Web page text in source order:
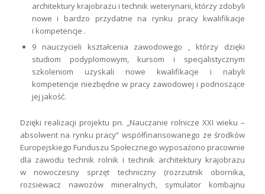
architektury krajobrazu i technik weterynarii, którzy zdobyli
nowe i bardzo przydatne na rynku pracy kwalifikacje
i kompetencje .
9 nauczycieli kształcenia zawodowego , którzy dzięki
studiom podyplomowym, kursom i specjalistycznym
szkoleniom uzyskali nowe kwalifikacje i nabyli
kompetencje niezbędne w pracy zawodowej i podnoszące
jej jakość.
Dzięki realizacji projektu pn. „Nauczanie rolnicze XXI wieku –
absolwent na rynku pracy” współfinansowanego ze środków
Europejskiego Funduszu Społecznego wyposażono pracownie
dla zawodu technik rolnik i technik architektury krajobrazu
w nowoczesny sprzęt techniczny (rozrzutnik obornika,
rozsiewacz nawozów mineralnych, symulator kombajnu